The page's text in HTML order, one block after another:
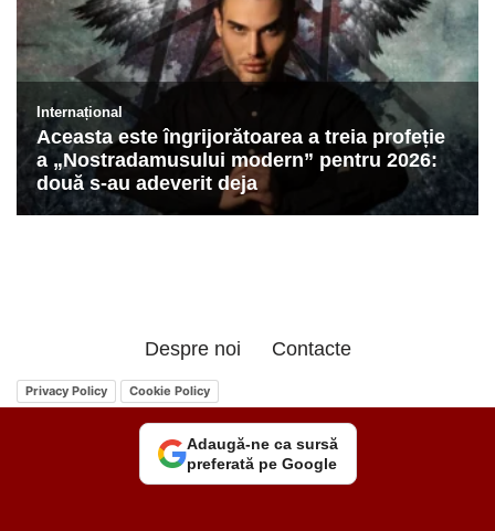
Despre noi Contacte
Privacy Policy Cookie Policy
Adaugă-ne ca sursă
preferată pe Google